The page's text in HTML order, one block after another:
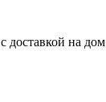
доставкой на дом